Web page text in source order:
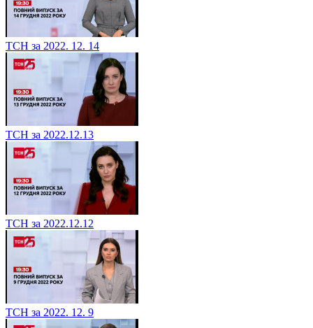
ТСН за 2022. 12. 14
ТСН за 2022.12.13
ТСН за 2022.12.12
ТСН за 2022. 12. 9